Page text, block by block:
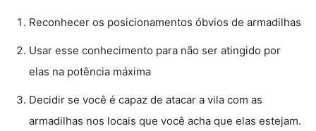
Reconhecer os posicionamentos óbvios de armadilhas
Usar esse conhecimento para não ser atingido por
elas na potência máxima
Decidir se você é capaz de atacar a vila com as
armadilhas nos locais que você acha que elas estejam.